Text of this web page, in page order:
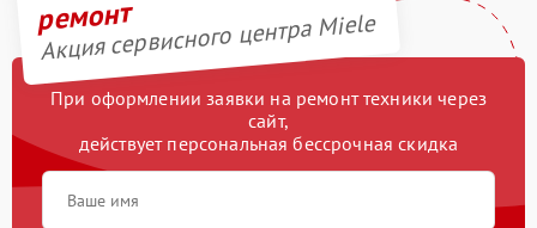
ремонт
Акция сервисного центра Miele
При оформлении заявки на ремонт техники через
сайт,
действует персональная бессрочная скидка